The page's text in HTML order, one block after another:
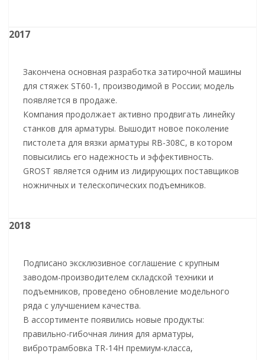
2017
Закончена основная разработка затирочной машины
для стяжек ST60-1, производимой в России; модель
появляется в продаже.
Компания продолжает активно продвигать линейку
станков для арматуры. Вышодит новое поколение
пистолета для вязки арматуры RB-308C, в котором
повысились его надежность и эффективность.
GROST является одним из лидирующих поставщиков
ножничных и телескопических подъемников.
2018
Подписано эксклюзивное соглашение с крупным
заводом-производителем складской техники и
подъемников, проведено обновление модельного
ряда с улучшением качества.
В ассортименте появились новые продукты:
правильно-гибочная линия для арматуры,
вибротрамбовка TR-14H премиум-класса,